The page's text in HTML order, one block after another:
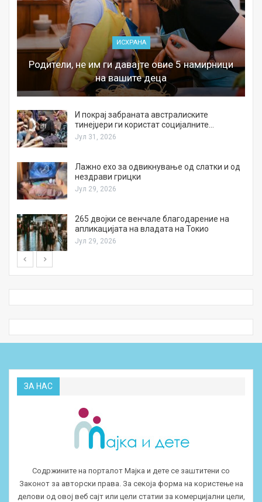
ИСХРАНА
Родители, не им ги давајте овие 5 намирници
на вашите деца
И покрај забраната австралиските
тинејџери ги користат социјалните…
Јул 31, 2026
Лажно ехо за одвикнување од слатки и од
нездрави грицки
Јул 29, 2026
265 двојки се венчале благодарение на
апликацијата на владата на Токио
Јул 29, 2026
ЗА НАС
Содржините на порталот Мајка и дете се заштитени со
Законот за авторски права. За секоја форма на користење на
делови од овој веб сајт или цели статии за комерцијални цели,